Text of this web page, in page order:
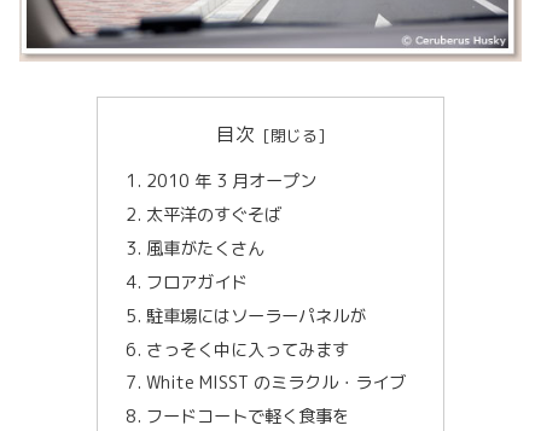
目次
2010 年 3 月オープン
太平洋のすぐそば
風車がたくさん
フロアガイド
駐車場にはソーラーパネルが
さっそく中に入ってみます
White MISST のミラクル・ライブ
フードコートで軽く食事を